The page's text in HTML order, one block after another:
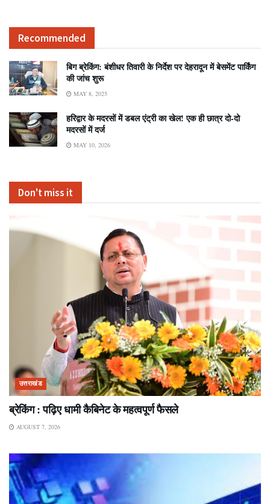
Recommended
बिग ब्रेकिंग: बंशीधर तिवारी के निर्देश पर देहरादून में बेसमेंट पार्किंग
की जांच शुरू
MAY 8, 2025
हरिद्वार के मदरसों में डबल एंट्री का खेल! एक ही छात्र दो-दो
मदरसों में दर्ज
MAY 10, 2026
Don't miss it
उत्तराखंड
ब्रेकिंग : पढ़िए धामी कैबिनेट के महत्वपूर्ण फैसले
AUGUST 7, 2026